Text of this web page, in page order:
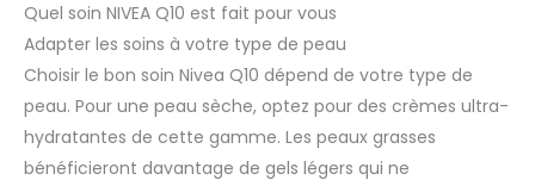
Quel soin NIVEA Q10 est fait pour vous
Adapter les soins à votre type de peau
Choisir le bon soin Nivea Q10 dépend de votre type de
peau. Pour une peau sèche, optez pour des crèmes ultra-
hydratantes de cette gamme. Les peaux grasses
bénéficieront davantage de gels légers qui ne